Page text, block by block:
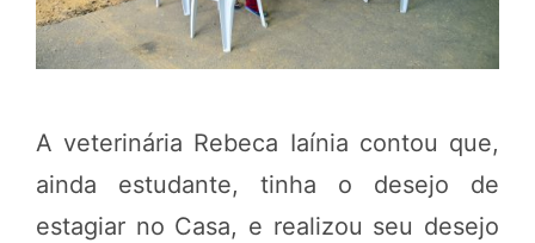
A veterinária Rebeca Iaínia contou que,
ainda estudante, tinha o desejo de
estagiar no Casa, e realizou seu desejo